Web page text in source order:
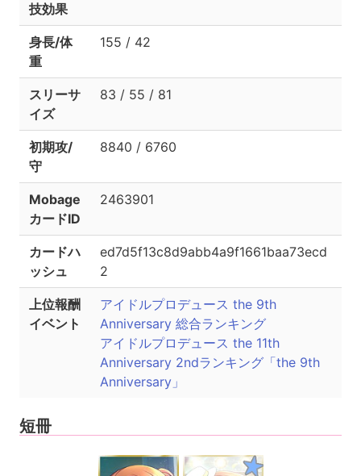
技効果
身長/体
重
155 / 42
スリーサ
イズ
83 / 55 / 81
初期攻/
守
8840 / 6760
Mobage
カードID
2463901
カードハ
ッシュ
ed7d5f13c8d9abb4a9f1661baa73ecd
2
上位報酬
イベント
アイドルプロデュース the 9th
Anniversary 総合ランキング
アイドルプロデュース the 11th
Anniversary 2ndランキング「the 9th
Anniversary」
短冊